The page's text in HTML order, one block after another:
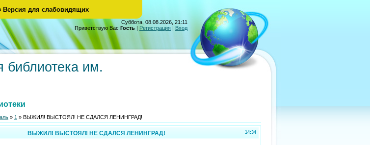
Версия для слабовидящих
Суббота, 08.08.2026, 21:11
Приветствую Вас Гость | Регистрация | Вход
библиотека им.
» 1 » ВЫЖИЛ! ВЫСТОЯЛ! НЕ СДАЛСЯ ЛЕНИНГРАД!
14:34
ВЫЖИЛ! ВЫСТОЯЛ! НЕ СДАЛСЯ ЛЕНИНГРАД!